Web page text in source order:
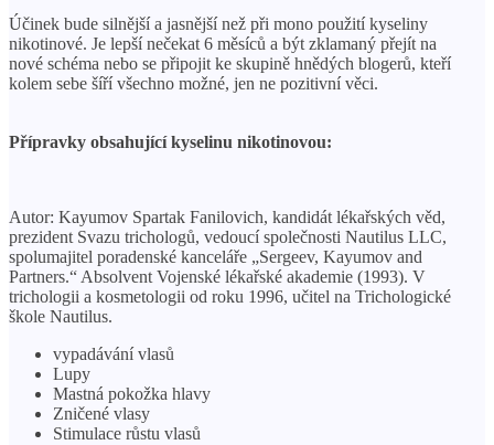
Účinek bude silnější a jasnější než při mono použití kyseliny
nikotinové. Je lepší nečekat 6 měsíců a být zklamaný přejít na
nové schéma nebo se připojit ke skupině hnědých blogerů, kteří
kolem sebe šíří všechno možné, jen ne pozitivní věci.
Přípravky obsahující kyselinu nikotinovou:
Autor: Kayumov Spartak Fanilovich, kandidát lékařských věd,
prezident Svazu trichologů, vedoucí společnosti Nautilus LLC,
spolumajitel poradenské kanceláře „Sergeev, Kayumov and
Partners.“ Absolvent Vojenské lékařské akademie (1993). V
trichologii a kosmetologii od roku 1996, učitel na Trichologické
škole Nautilus.
vypadávání vlasů
Lupy
Mastná pokožka hlavy
Zničené vlasy
Stimulace růstu vlasů